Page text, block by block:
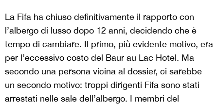
La Fifa ha chiuso definitivamente il rapporto con
l’albergo di lusso dopo 12 anni, decidendo che è
tempo di cambiare. Il primo, più evidente motivo, era
per l’eccessivo costo del Baur au Lac Hotel. Ma
secondo una persona vicina al dossier, ci sarebbe
un secondo motivo: troppi dirigenti Fifa sono stati
arrestati nelle sale dell’albergo. I membri del